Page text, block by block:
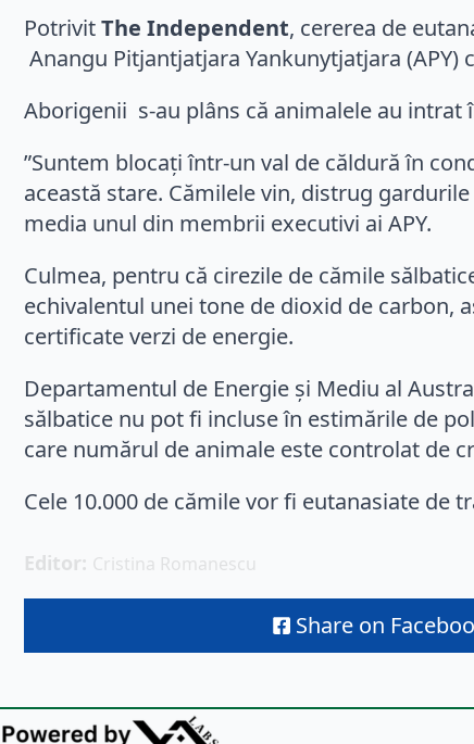
PotrivitThe Independent, cererea de
Anangu Pitjantjatjara Yankunytjatjara
Aborigenii s-au plâns că animalele au
”Suntem blocați într-un val de căldură în
această stare. Cămilele vin, distrug
media unul din membrii executivi ai APY.
Culmea, pentru că cirezile de cămile
echivalentul unei tone de dioxid de carbon,
certificate verzi de energie.
Departamentul de Energie și Mediu al
sălbatice nu pot fi incluse în estimările de
care numărul de animale este controlat de
Cele 10.000 de cămile vor fi eutanasiate
Editor: Cristina Romanescu
Share on